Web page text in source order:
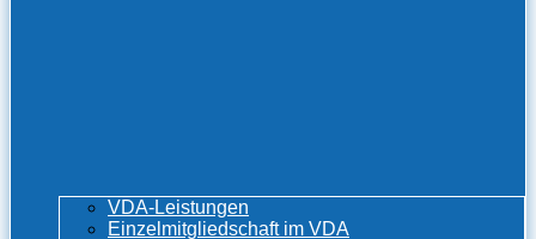
VDA-Leistungen
Einzelmitgliedschaft im VDA